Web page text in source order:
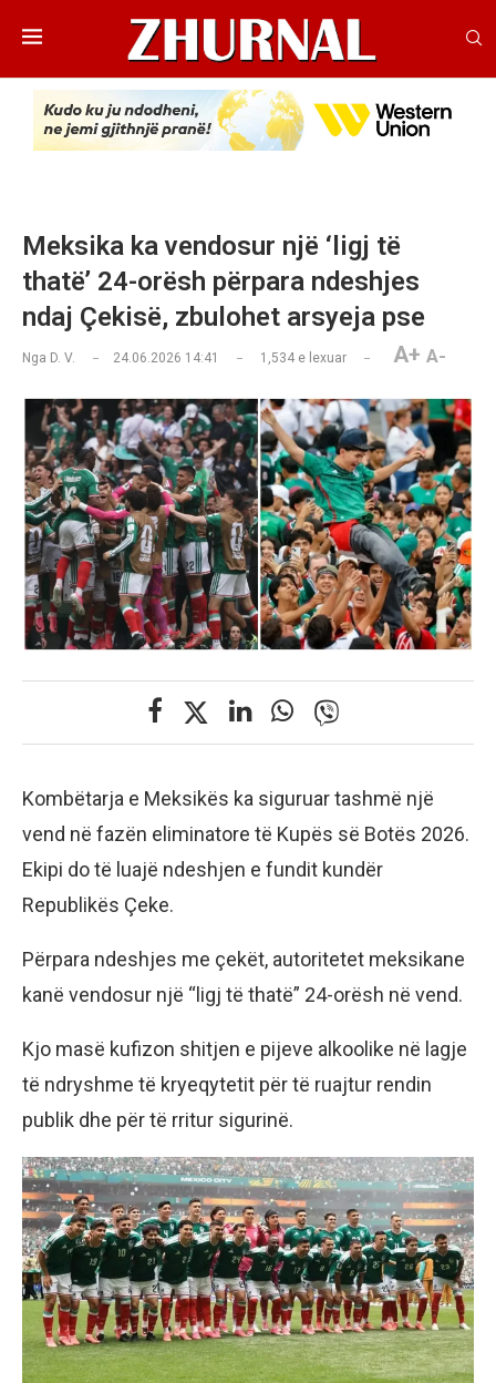
Meksika ka vendosur një ‘ligj të
thatë’ 24-orësh përpara ndeshjes
ndaj Çekisë, zbulohet arsyeja pse
Nga D. V. 24.06.2026 14:41 1,534 e lexuar A+ A-
Kombëtarja e Meksikës ka siguruar tashmë një
vend në fazën eliminatore të Kupës së Botës 2026.
Ekipi do të luajë ndeshjen e fundit kundër
Republikës Çeke.
Përpara ndeshjes me çekët, autoritetet meksikane
kanë vendosur një “ligj të thatë” 24-orësh në vend.
Kjo masë kufizon shitjen e pijeve alkoolike në lagje
të ndryshme të kryeqytetit për të ruajtur rendin
publik dhe për të rritur sigurinë.